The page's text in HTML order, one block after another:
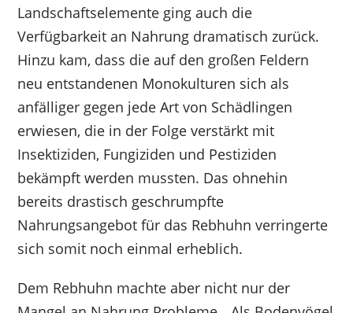
Landschaftselemente ging auch die
Verfügbarkeit an Nahrung dramatisch zurück.
Hinzu kam, dass die auf den großen Feldern
neu entstandenen Monokulturen sich als
anfälliger gegen jede Art von Schädlingen
erwiesen, die in der Folge verstärkt mit
Insektiziden, Fungiziden und Pestiziden
bekämpft werden mussten. Das ohnehin
bereits drastisch geschrumpfte
Nahrungsangebot für das Rebhuhn verringerte
sich somit noch einmal erheblich.
Dem Rebhuhn machte aber nicht nur der